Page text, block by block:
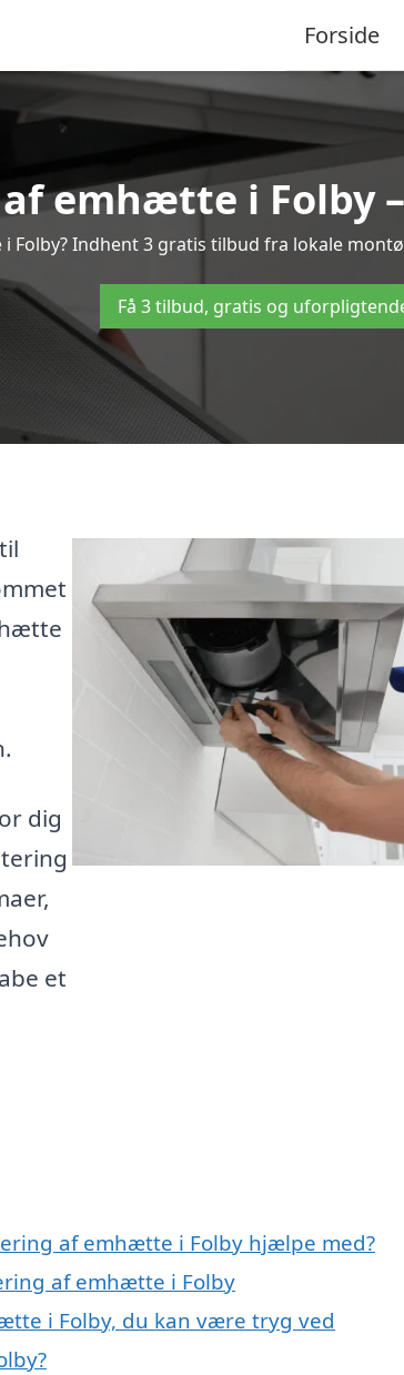
Forside
emhætte i Folby
Folby? Indhent 3 gratis tilbud fra lokale
Få 3 tilbud, gratis og
dig
et
af emhætte i Folby hjælpe med?
af emhætte i Folby
i Folby, du kan være tryg ved